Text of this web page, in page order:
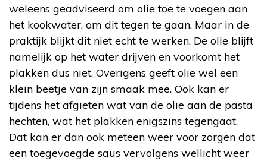
weleens geadviseerd om olie toe te voegen aan
het kookwater, om dit tegen te gaan. Maar in de
praktijk blijkt dit niet echt te werken. De olie blijft
namelijk op het water drijven en voorkomt het
plakken dus niet. Overigens geeft olie wel een
klein beetje van zijn smaak mee. Ook kan er
tijdens het afgieten wat van de olie aan de pasta
hechten, wat het plakken enigszins tegengaat.
Dat kan er dan ook meteen weer voor zorgen dat
een toegevoegde saus vervolgens wellicht weer